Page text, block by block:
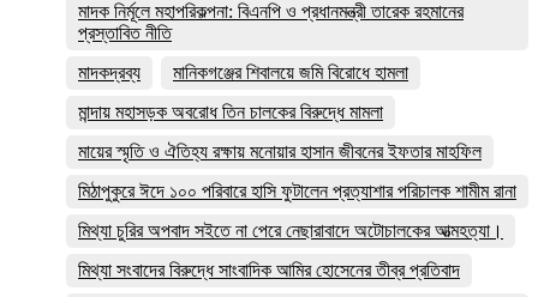
মাদক নির্মূলে মহাপরিকল্পনা: বিএনপি ও প্রধানমন্ত্রী তারেক রহমানের
প্রস্তাবিত নীতি
মাদকদ্রব্য
মানিকগঞ্জের শিবালয়ে জমি বিরোধে হামলা
মান্দায় মহাসড়ক অবরোধ তিন চালকের বিরুদ্ধে মামলা
মায়ের স্মৃতি ও ঐতিহ্য রক্ষায় মনোয়ার হাসান জীবনের ইফতার মাহফিল
মিঠাপুকুরে ঈদে ১০০ পরিবারে হাসি ফুটালেন প্রত্যাশার পরিচালক শামীম রানা
মিথ্যা চুরির অপবাদ সইতে না পেরে নেছারাবাদে অটোচালকের আত্মহত্যা।
মিথ্যা সংবাদের বিরুদ্ধে সাংবাদিক আমির হোসেনের তীব্র প্রতিবাদ